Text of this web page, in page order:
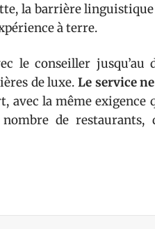
la barrière
à terre.
le conseiller jusqu’au
de luxe.Le service
la même exigence
de